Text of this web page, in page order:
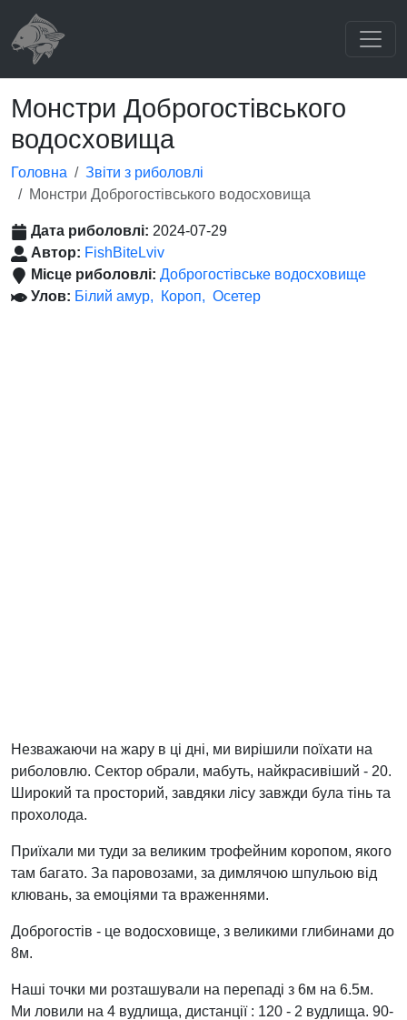
Монстри Доброгостівського
водосховища
Головна
Звіти з риболовлі
Монстри Доброгостівського водосховища
Дата риболовлі: 2024-07-29
Автор: FishBiteLviv
Місце риболовлі: Доброгостівське водосховище
Улов: Білий амур Короп Осетер
Незважаючи на жару в ці дні, ми вирішили поїхати на
риболовлю. Сектор обрали, мабуть, найкрасивіший - 20.
Широкий та просторий, завдяки лісу завжди була тінь та
прохолода.
Приїхали ми туди за великим трофейним коропом, якого
там багато. За паровозами, за димлячою шпульою від
клювань, за емоціями та враженнями.
Доброгостів - це водосховище, з великими глибинами до
8м.
Наші точки ми розташували на перепаді з 6м на 6.5м.
Ми ловили на 4 вудлища, дистанції : 120 - 2 вудлища. 90-